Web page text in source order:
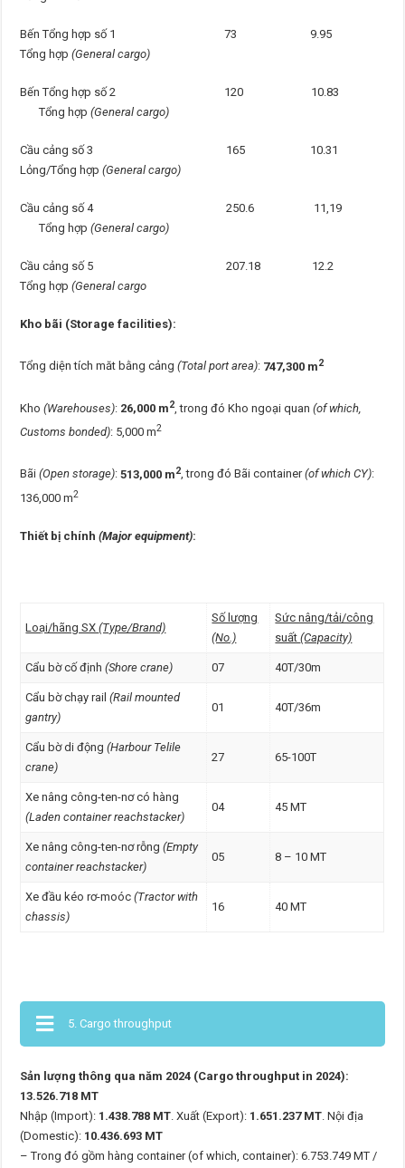
Bến Tổng hợp số 1 73 9.95
Tổng hợp(General cargo)
Bến Tổng hợp số 2 120 10.83
Tổng hợp(General cargo)
Cầu cảng số 3 165 10.31
Lỏng/Tổng hợp(General cargo)
Cầu cảng số 4 250.6 11,19
Tổng hợp(General cargo)
Cầu cảng số 5 207.18 12.2
Tổng hợp(General cargo
Kho bãi (Storage facilities):
Tổng diện tích măt bằng cảng(Total port area): 747,300 m2
Kho(Warehouses): 26,000 m2 , trong đó Kho ngoại quan(of which,
Customs bonded): 5,000 m2
Bãi(Open storage):513,000 m2, trong đó Bãi container(of which CY):
136,000 m2
Thiết bị chính(Major equipment):
Loại/hãng SX(Type/Brand)
Số lượng
(No.)
Sức nâng/tải/công
suất(Capacity)
Cẩu bờ cố định(Shore crane) 07 40T/30m
Cẩu bờ chạy rail(Rail mounted
gantry)
01 40T/36m
Cẩu bờ di động(Harbour Telile
crane)
27 65-100T
Xe nâng công-ten-nơ có hàng
(Laden container reachstacker)
04 45 MT
Xe nâng công-ten-nơ rỗng(Empty
container reachstacker)
05 8 – 10 MT
Xe đầu kéo rơ-moóc(Tractor with
chassis)
16 40 MT
5. Cargo throughput
Sản lượng thông qua năm 2024 (Cargo throughput in 2024):
13.526.718 MT
Nhập (Import): 1.438.788 MT. Xuất (Export): 1.651.237 MT. Nội địa
(Domestic): 10.436.693 MT
– Trong đó gồm hàng container (of which, container): 6.753.749 MT /